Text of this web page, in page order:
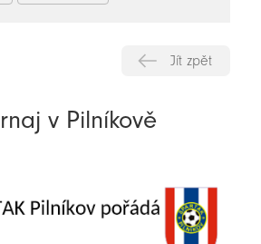
Jít zpět
v Pilníkově